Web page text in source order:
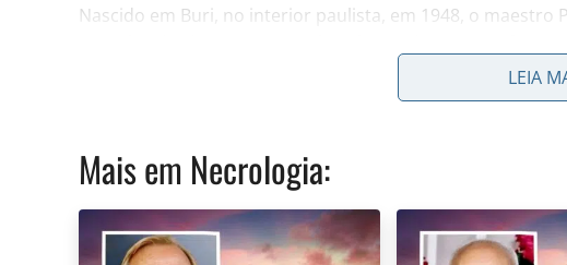
Nascido em Buri, no interior paulista, em 1948, o maestro
participou ativamente da cena musical do interior do
Quer receber as notícias mais importantes de Rio
WhatsApp e acompanhe atualizações ao longo do dia com
LEIA
Mais em Necrologia: